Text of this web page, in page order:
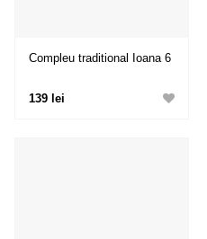
Compleu traditional Ioana 6
139 lei